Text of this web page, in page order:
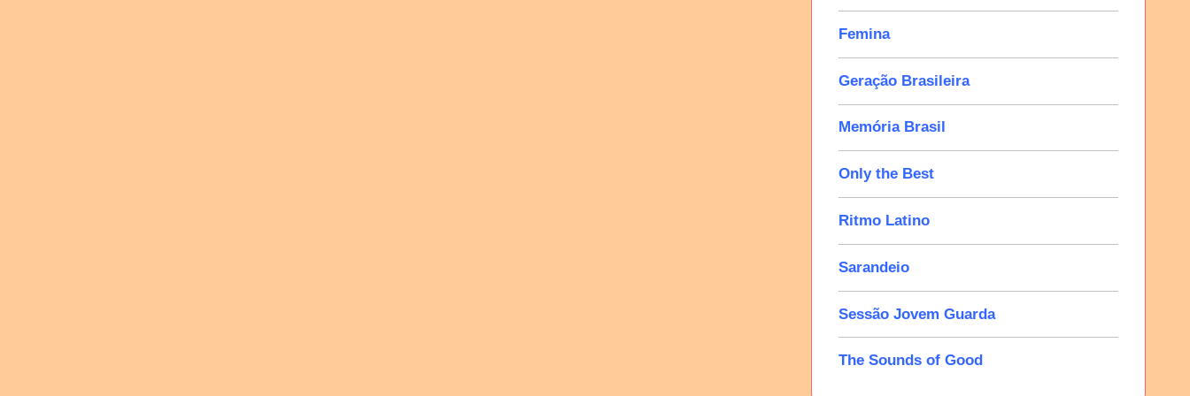
Femina
Geração Brasileira
Memória Brasil
Only the Best
Ritmo Latino
Sarandeio
Sessão Jovem Guarda
The Sounds of Good